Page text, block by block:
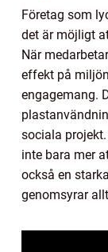
Företag som
det är möjligt
När
effekt på
engagemang.
sociala
inte bara mer
också en
genomsyrar